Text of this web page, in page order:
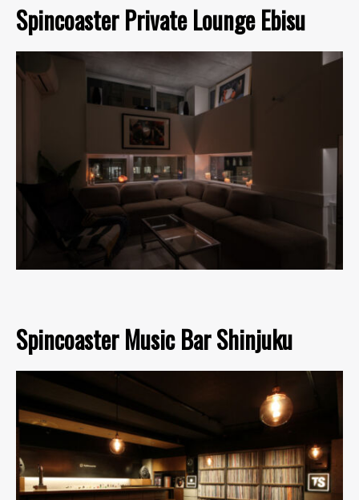
Spincoaster Private Lounge Ebisu
Spincoaster Music Bar Shinjuku